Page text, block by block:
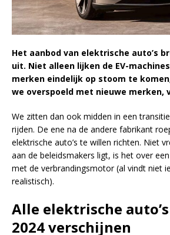
Het aanbod van elektrische auto’s
uit. Niet alleen lijken de EV-
merken eindelijk op stoom te
we overspoeld met nieuwe merken,
We zitten dan ook midden in een
rijden. De ene na de andere fabrikant
elektrische auto’s te willen richten. Niet
aan de beleidsmakers ligt, is het over
met de verbrandingsmotor (al vindt niet
realistisch).
Alle elektrische
2024 verschijnen